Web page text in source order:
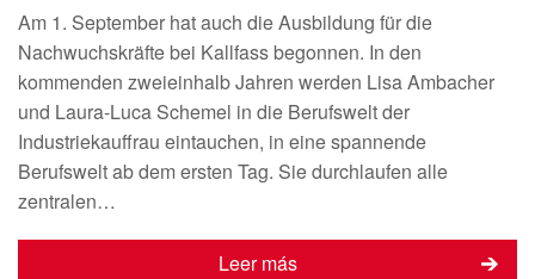
Am 1. September hat auch die Ausbildung für die
Nachwuchskräfte bei Kallfass begonnen. In den
kommenden zweieinhalb Jahren werden Lisa Ambacher
und Laura-Luca Schemel in die Berufswelt der
Industriekauffrau eintauchen, in eine spannende
Berufswelt ab dem ersten Tag. Sie durchlaufen alle
zentralen…
Leer más